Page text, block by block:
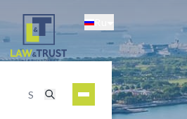
основному
содержанию